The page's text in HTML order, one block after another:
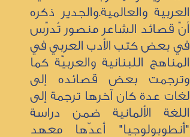
العربية والعالمية.والجدير ذكره
أنّ قصائد الشاعر منصور تُدرّس
في بعض كتب الأدب العربي في
المناهج اللبنانية والعربيّة كما
وترجمت بعض قصائده إلى
لغات عدة كان آخرها ترجمة إلى
اللغة الألمانية ضمن دراسة
"أنطوبولوجيا" أعدّها معهد